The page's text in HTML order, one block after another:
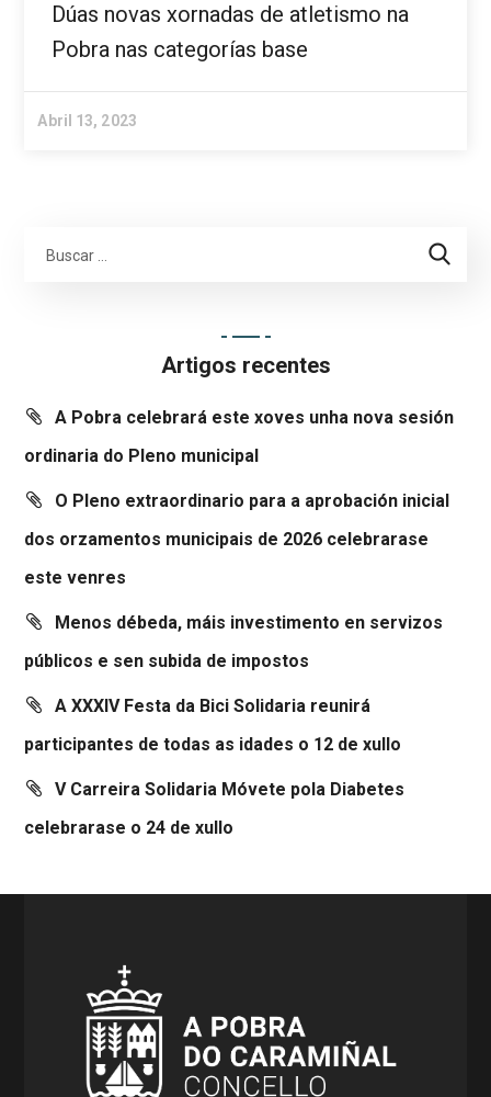
Dúas novas xornadas de atletismo na
Pobra nas categorías base
Abril 13, 2023
Artigos recentes
A Pobra celebrará este xoves unha nova sesión
ordinaria do Pleno municipal
O Pleno extraordinario para a aprobación inicial
dos orzamentos municipais de 2026 celebrarase
este venres
Menos débeda, máis investimento en servizos
públicos e sen subida de impostos
A XXXIV Festa da Bici Solidaria reunirá
participantes de todas as idades o 12 de xullo
V Carreira Solidaria Móvete pola Diabetes
celebrarase o 24 de xullo